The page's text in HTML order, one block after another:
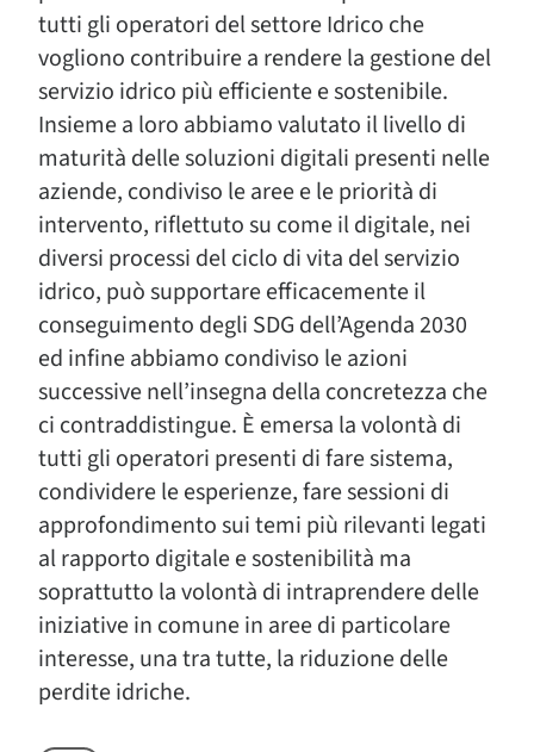
tutti gli operatori del settore Idrico che
vogliono contribuire a rendere la gestione del
servizio idrico più efficiente e sostenibile.
Insieme a loro abbiamo valutato il livello di
maturità delle soluzioni digitali presenti nelle
aziende, condiviso le aree e le priorità di
intervento, riflettuto su come il digitale, nei
diversi processi del ciclo di vita del servizio
idrico, può supportare efficacemente il
conseguimento degli SDG dell’Agenda 2030
ed infine abbiamo condiviso le azioni
successive nell’insegna della concretezza che
ci contraddistingue. È emersa la volontà di
tutti gli operatori presenti di fare sistema,
condividere le esperienze, fare sessioni di
approfondimento sui temi più rilevanti legati
al rapporto digitale e sostenibilità ma
soprattutto la volontà di intraprendere delle
iniziative in comune in aree di particolare
interesse, una tra tutte, la riduzione delle
perdite idriche.